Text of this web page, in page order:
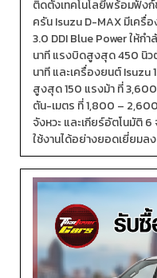
ติดตั้งเทคโนโลยีพร้อมฟัง
ครัน Isuzu D-MAX มีเครื่
3.0 DDI Blue Power ให้
นาที แรงบิดสูงสุด 450 นิ
นาที และเครื่องยนต์ Isuzu
สูงสุด 150 แรงม้า ที่
ตัน-เมตร ที่ 1,800 –
จังหวะ และเกียร์อัตโนมัติ
ใช้งานได้อย่างยอดเยี่ยมล